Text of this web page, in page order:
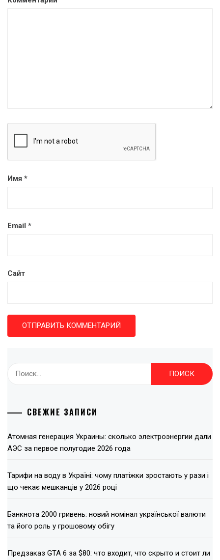
Имя *
Email *
Сайт
СВЕЖИЕ ЗАПИСИ
Атомная генерация Украины: сколько электроэнергии дали
АЭС за первое полугодие 2026 года
Тарифи на воду в Україні: чому платіжки зростають у рази і
що чекає мешканців у 2026 році
Банкнота 2000 гривень: новий номінал української валюти
та його роль у грошовому обігу
Предзаказ GTA 6 за $80: что входит, что скрыто и стоит ли